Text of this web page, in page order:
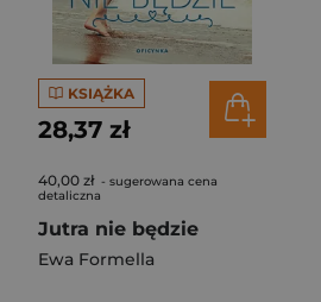
KSIĄŻKA
28,37 zł
40,00 zł - sugerowana cena
detaliczna
Jutra nie będzie
Ewa Formella